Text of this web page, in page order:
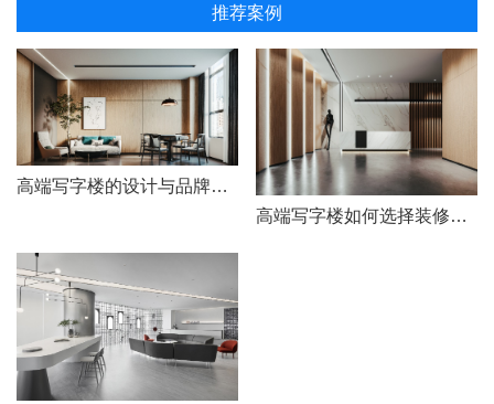
推荐案例
高端写字楼的设计与品牌形象
高端写字楼如何选择装修公司